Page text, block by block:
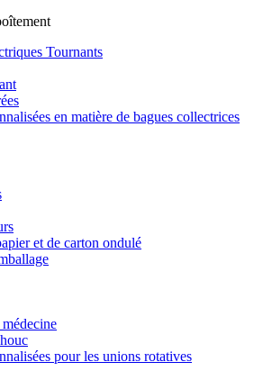
Tournants
en matière de bagues collectrices
et de carton ondulé
pour les unions rotatives